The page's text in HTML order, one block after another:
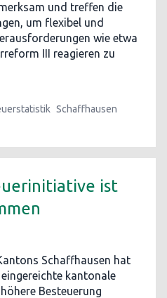
und treffen die
um flexibel und
wie etwa
III reagieren zu
Schaffhausen
ist
Schaffhausen hat
kantonale
Besteuerung